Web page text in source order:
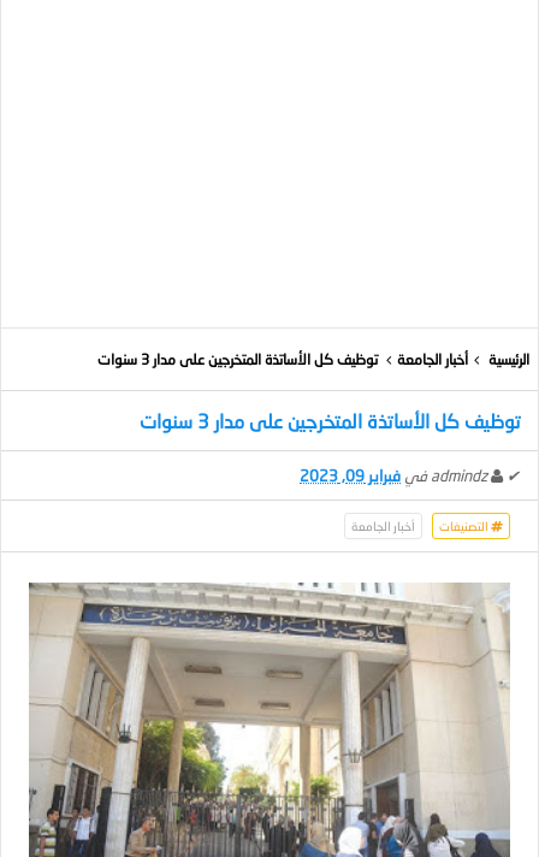
الرئيسية أخبار الجامعة توظيف كل الأساتذة المتخرجين على مدار 3 سنوات
توظيف كل الأساتذة المتخرجين على مدار 3 سنوات
✔
admindz في فبراير 09, 2023
التصنيفات أخبار الجامعة